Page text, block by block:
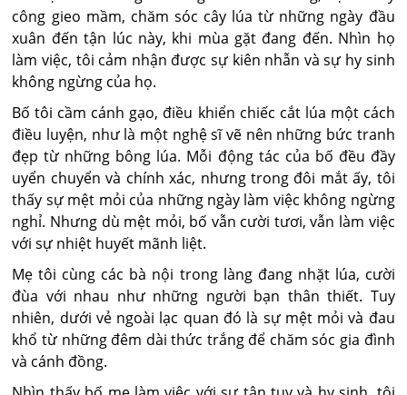
công gieo mầm, chăm sóc cây lúa từ những ngày đầu
xuân đến tận lúc này, khi mùa gặt đang đến. Nhìn họ
làm việc, tôi cảm nhận được sự kiên nhẫn và sự hy sinh
không ngừng của họ.
Bố tôi cầm cánh gạo, điều khiển chiếc cắt lúa một cách
điều luyện, như là một nghệ sĩ vẽ nên những bức tranh
đẹp từ những bông lúa. Mỗi động tác của bố đều đầy
uyển chuyển và chính xác, nhưng trong đôi mắt ấy, tôi
thấy sự mệt mỏi của những ngày làm việc không ngừng
nghỉ. Nhưng dù mệt mỏi, bố vẫn cười tươi, vẫn làm việc
với sự nhiệt huyết mãnh liệt.
Mẹ tôi cùng các bà nội trong làng đang nhặt lúa, cười
đùa với nhau như những người bạn thân thiết. Tuy
nhiên, dưới vẻ ngoài lạc quan đó là sự mệt mỏi và đau
khổ từ những đêm dài thức trắng để chăm sóc gia đình
và cánh đồng.